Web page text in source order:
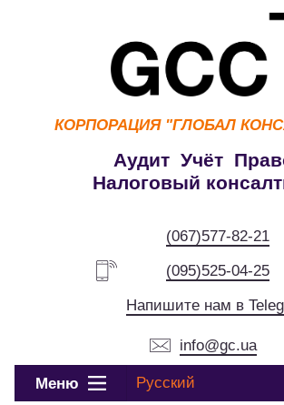
КОРПОРАЦИЯ "ГЛОБАЛ
Аудит Учёт
Налоговый
(067)577-82-21
(095)525-04-25
Напишите нам в
info@gc.ua
Меню Русский